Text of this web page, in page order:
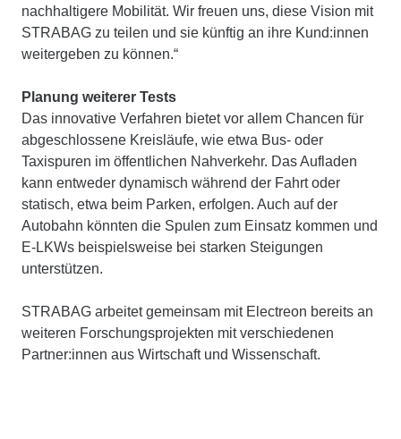
nachhaltigere Mobilität. Wir freuen uns, diese Vision mit
STRABAG zu teilen und sie künftig an ihre Kund:innen
weitergeben zu können.“
Planung weiterer Tests
Das innovative Verfahren bietet vor allem Chancen für
abgeschlossene Kreisläufe, wie etwa Bus- oder
Taxispuren im öffentlichen Nahverkehr. Das Aufladen
kann entweder dynamisch während der Fahrt oder
statisch, etwa beim Parken, erfolgen. Auch auf der
Autobahn könnten die Spulen zum Einsatz kommen und
E-LKWs beispielsweise bei starken Steigungen
unterstützen.
STRABAG arbeitet gemeinsam mit Electreon bereits an
weiteren Forschungsprojekten mit verschiedenen
Partner:innen aus Wirtschaft und Wissenschaft.